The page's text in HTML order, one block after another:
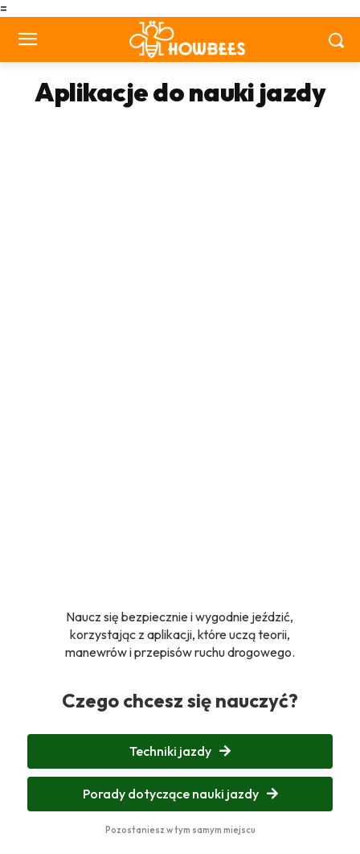
=
Aplikacje do nauki jazdy
Naucz się bezpiecznie i wygodnie jeździć,
korzystając z aplikacji, które uczą teorii,
manewrów i przepisów ruchu drogowego.
Czego chcesz się nauczyć?
Techniki jazdy
Porady dotyczące nauki jazdy
Pozostaniesz w tym samym miejscu